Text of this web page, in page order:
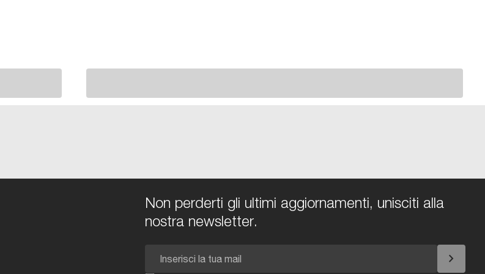
Non perderti gli ultimi aggiornamenti, unisciti alla
nostra newsletter.
chevron_right